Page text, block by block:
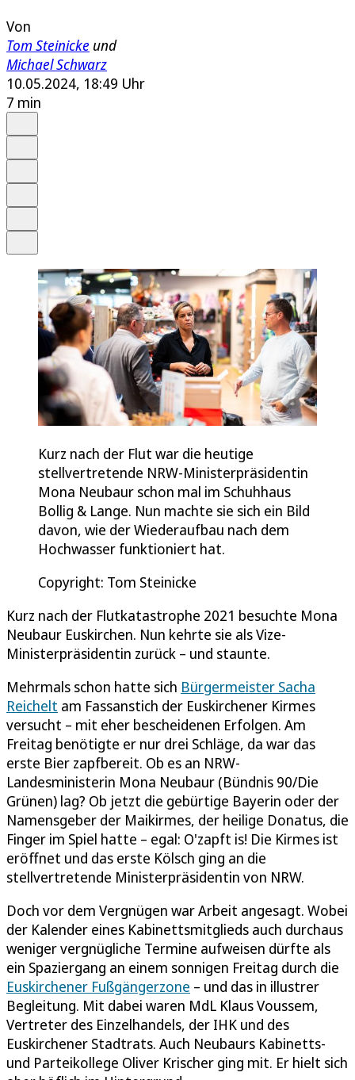
Von
Tom Steinicke und
Michael Schwarz
10.05.2024, 18:49 Uhr
7 min
Kurz nach der Flut war die heutige
stellvertretende NRW-Ministerpräsidentin
Mona Neubaur schon mal im Schuhhaus
Bollig & Lange. Nun machte sie sich ein Bild
davon, wie der Wiederaufbau nach dem
Hochwasser funktioniert hat.
Copyright: Tom Steinicke
Kurz nach der Flutkatastrophe 2021 besuchte Mona
Neubaur Euskirchen. Nun kehrte sie als Vize-
Ministerpräsidentin zurück – und staunte.
Mehrmals schon hatte sich Bürgermeister Sacha
Reichelt am Fassanstich der Euskirchener Kirmes
versucht – mit eher bescheidenen Erfolgen. Am
Freitag benötigte er nur drei Schläge, da war das
erste Bier zapfbereit. Ob es an NRW-
Landesministerin Mona Neubaur (Bündnis 90/Die
Grünen) lag? Ob jetzt die gebürtige Bayerin oder der
Namensgeber der Maikirmes, der heilige Donatus, die
Finger im Spiel hatte – egal: O'zapft is! Die Kirmes ist
eröffnet und das erste Kölsch ging an die
stellvertretende Ministerpräsidentin von NRW.
Doch vor dem Vergnügen war Arbeit angesagt. Wobei
der Kalender eines Kabinettsmitglieds auch durchaus
weniger vergnügliche Termine aufweisen dürfte als
ein Spaziergang an einem sonnigen Freitag durch die
Euskirchener Fußgängerzone – und das in illustrer
Begleitung. Mit dabei waren MdL Klaus Voussem,
Vertreter des Einzelhandels, der IHK und des
Euskirchener Stadtrats. Auch Neubaurs Kabinetts-
und Parteikollege Oliver Krischer ging mit. Er hielt sich